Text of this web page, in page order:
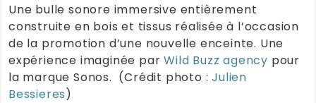
Une bulle sonore immersive entièrement
construite en bois et tissus réalisée à l’occasion
de la promotion d’une nouvelle enceinte. Une
expérience imaginée parWild Buzz agency pour
la marque Sonos. (Crédit photo :Julien
Bessieres)